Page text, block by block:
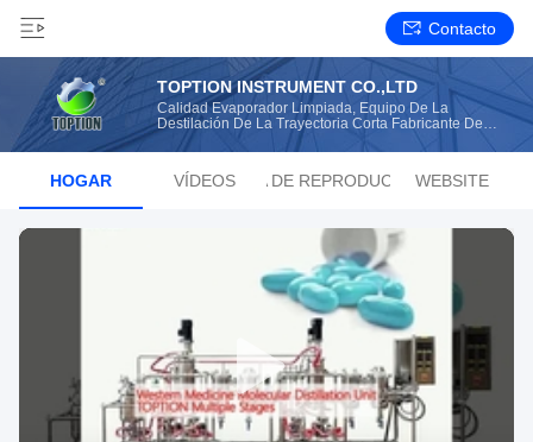
Contacto
TOPTION INSTRUMENT CO.,LTD
Calidad Evaporador Limpiada, Equipo De La
Destilación De La Trayectoria Corta Fabricante De
HOGAR VÍDEOSLISTA DE REPRODUCCIÓNWEBSITE